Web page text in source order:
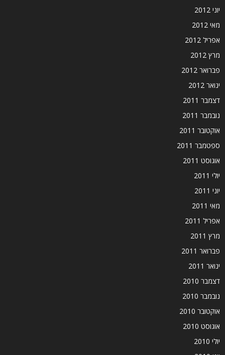
יוני 2012
מאי 2012
אפריל 2012
מרץ 2012
פברואר 2012
ינואר 2012
דצמבר 2011
נובמבר 2011
אוקטובר 2011
ספטמבר 2011
אוגוסט 2011
יולי 2011
יוני 2011
מאי 2011
אפריל 2011
מרץ 2011
פברואר 2011
ינואר 2011
דצמבר 2010
נובמבר 2010
אוקטובר 2010
אוגוסט 2010
יולי 2010